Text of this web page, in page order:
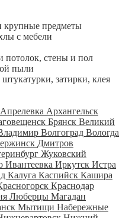
крупные предметы
с мебели
потолок, стены и пол
пыли
затирки, клея
Апрелевка Архангельск
Брянск Великий
Волгоград Вологда
Дмитров
Жуковский
Ивантеевка Иркутск Истра
Калуга Каспийск Кашира
Краснодар
Люберцы Магадан
Мытищи Набережные